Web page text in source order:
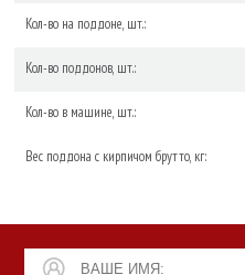
Кол-во на поддоне, шт.:
Кол-во поддонов, шт.:
Кол-во в машине, шт.:
Вес поддона с кирпичом брутто, кг: